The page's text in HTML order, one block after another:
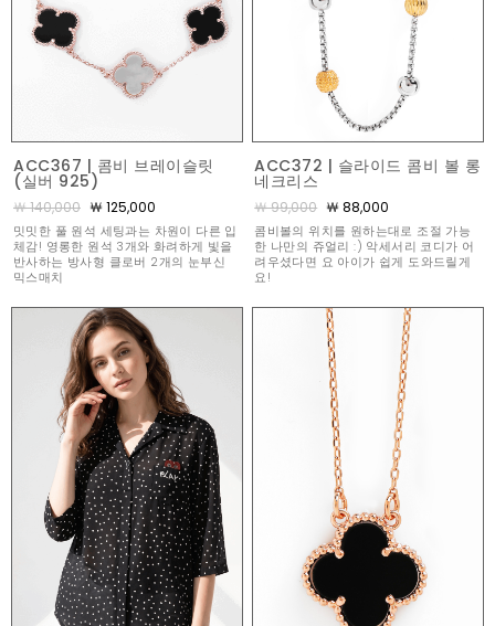
ACC367 | 콤비 브레이슬릿
(실버 925)
￦ 140,000 ￦ 125,000
밋밋한 풀 원석 세팅과는 차원이 다른 입
체감! 영롱한 원석 3개와 화려하게 빛을
반사하는 방사형 클로버 2개의 눈부신
믹스매치
ACC372 | 슬라이드 콤비 볼 롱
네크리스
￦ 99,000 ￦ 88,000
콤비볼의 위치를 원하는대로 조절 가능
한 나만의 쥬얼리 :) 악세서리 코디가 어
려우셨다면 요 아이가 쉽게 도와드릴게
요!